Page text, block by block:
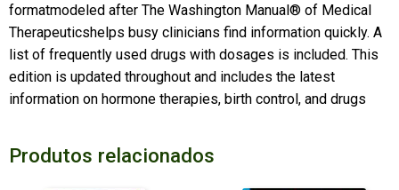
formatmodeled after The Washington Manual® of Medical
Therapeuticshelps busy clinicians find information quickly. A
list of frequently used drugs with dosages is included. This
edition is updated throughout and includes the latest
information on hormone therapies, birth control, and drugs
Produtos relacionados